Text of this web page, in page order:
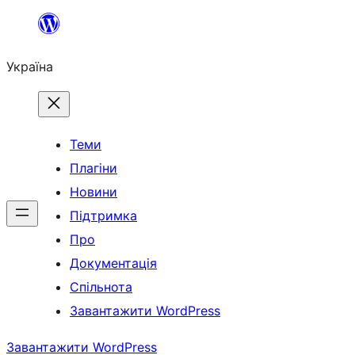
Перейти
вмісту
Україна
Теми
Плагіни
Новини
Підтримка
Про
Документація
Спільнота
Завантажити WordPress
Завантажити WordPress